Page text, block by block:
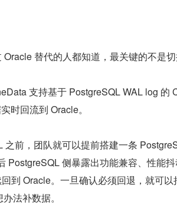
替代的人都知道，最关键的不是
支持基于 PostgreSQL WAL log 的
时回流到 Oracle。
前，团队就可以提前搭建一条
PostgreSQL 侧暴露出功能兼容、性能
到 Oracle。一旦确认必须回退，就可以
法补数据。